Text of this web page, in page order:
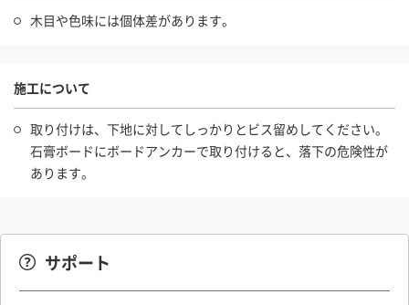
木目や色味には個体差があります。
施工について
取り付けは、下地に対してしっかりとビス留めしてください。
石膏ボードにボードアンカーで取り付けると、落下の危険性が
あります。
サポート